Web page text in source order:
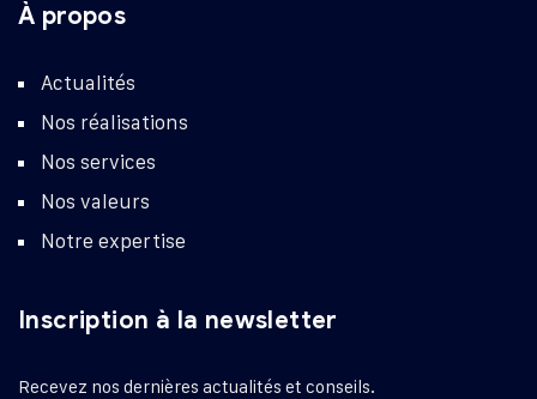
À propos
Actualités
Nos réalisations
Nos services
Nos valeurs
Notre expertise
Inscription à la newsletter
Recevez nos dernières actualités et conseils.